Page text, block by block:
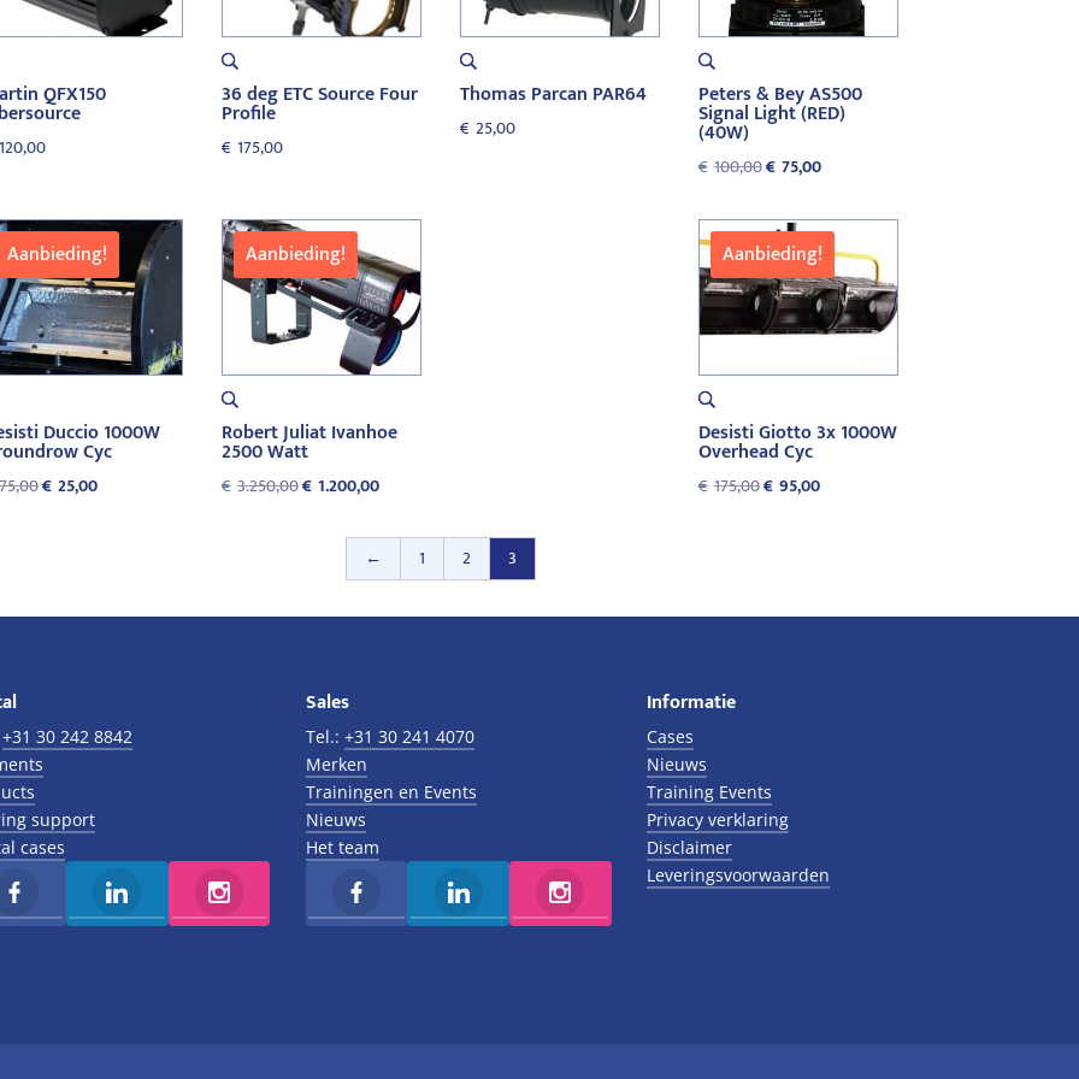
QFX150 Peters & Bey AS500
Signal Light (RED)
(40W)
€ 100,00Oorspronkelijke
was:
€100,00.
€ 75,00Huidige
is:
€75,00.
36 deg ETC Source Four
Profile
€ 175,00
Thomas Parcan PAR64
€ 25,00
Aanbieding!
Duccio 1000W
Cyc
Oorspronkelijke
€ 25,00Huidige
Aanbieding!
Desisti Giotto 3x 1000W
Overhead Cyc
€ 175,00Oorspronkelijke
€ 95,00Huidige
Aanbieding!
Robert Juliat Ivanhoe
2500 Watt
€ 3.250,00Oorspronkelijke
€3.250,00.
€ 1.200,00Huidige
is:
€1.200,00.
← 1 2 3
+31 30 242 8842
support
cases
Sales
Tel.: +31 30 241 4070
Merken
Trainingen en Events
Nieuws
Het team
Informatie
Cases
Nieuws
Training Events
Privacy verklaring
Disclaimer
Leveringsvoorwaarden